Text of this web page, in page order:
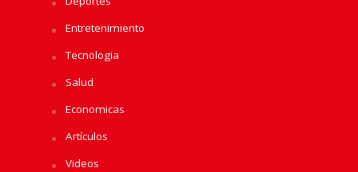
Entretenimiento
Tecnologia
Salud
Economicas
Artículos
Videos